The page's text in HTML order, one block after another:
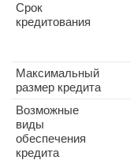
Срок
кредитования
Максимальный
размер кредита
Возможные
виды
обеспечения
кредита